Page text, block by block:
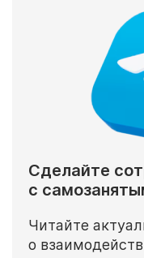
Сделайте
с
Читайте
о